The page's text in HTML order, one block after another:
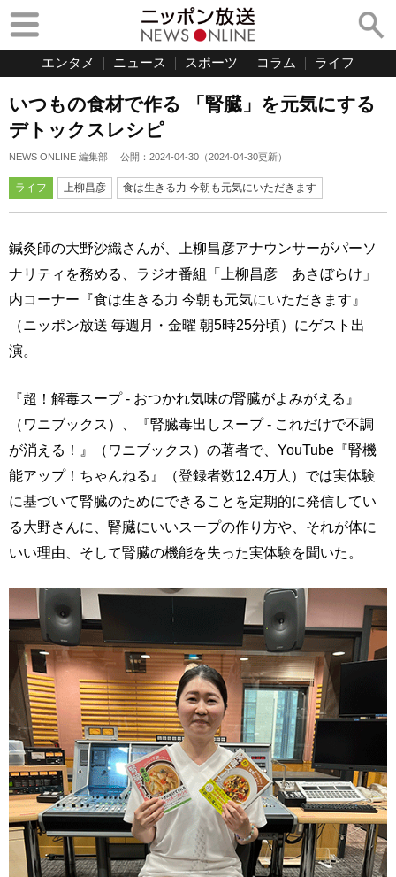
エンタメ ニュース スポーツ コラム ライフ
いつもの食材で作る 「腎臓」を元気にする
デトックスレシピ
NEWS ONLINE 編集部 公開： 2024-04-30 （2024-04-30更新）
ライフ 上柳昌彦 食は生きる力 今朝も元気にいただきます
鍼灸師の大野沙織さんが、上柳昌彦アナウンサーがパーソ
ナリティを務める、ラジオ番組「上柳昌彦 あさぼらけ」
内コーナー『食は生きる力 今朝も元気にいただきます』
（ニッポン放送 毎週月・金曜 朝5時25分頃）にゲスト出
演。
『超！解毒スープ - おつかれ気味の腎臓がよみがえる』
（ワニブックス）、『腎臓毒出しスープ - これだけで不調
が消える！』（ワニブックス）の著者で、YouTube『腎機
能アップ！ちゃんねる』（登録者数12.4万人）では実体験
に基づいて腎臓のためにできることを定期的に発信してい
る大野さんに、腎臓にいいスープの作り方や、それが体に
いい理由、そして腎臓の機能を失った実体験を聞いた。